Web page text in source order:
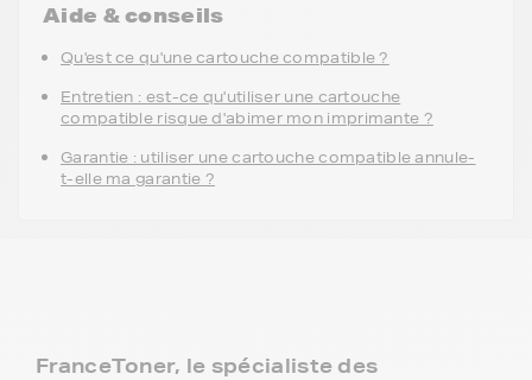
Aide & conseils
Qu'est ce qu'une cartouche compatible ?
Entretien : est-ce qu'utiliser une cartouche
compatible risque d'abimer mon imprimante ?
Garantie : utiliser une cartouche compatible annule-
t-elle ma garantie ?
FranceToner, le spécialiste des